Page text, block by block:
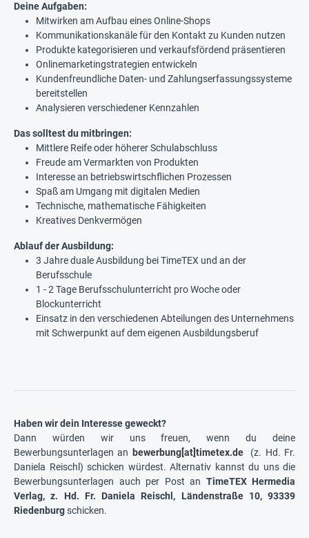
Deine Aufgaben:
Mitwirken am Aufbau eines Online-Shops
Kommunikationskanäle für den Kontakt zu Kunden nutzen
Produkte kategorisieren und verkaufsfördend präsentieren
Onlinemarketingstrategien entwickeln
Kundenfreundliche Daten- und Zahlungserfassungssysteme
bereitstellen
Analysieren verschiedener Kennzahlen
Das solltest du mitbringen:
Mittlere Reife oder höherer Schulabschluss
Freude am Vermarkten von Produkten
Interesse an betriebswirtschflichen Prozessen
Spaß am Umgang mit digitalen Medien
Technische, mathematische Fähigkeiten
Kreatives Denkvermögen
Ablauf der Ausbildung:
3 Jahre duale Ausbildung bei TimeTEX und an der
Berufsschule
1 - 2 Tage Berufsschulunterricht pro Woche oder
Blockunterricht
Einsatz in den verschiedenen Abteilungen des Unternehmens
mit Schwerpunkt auf dem eigenen Ausbildungsberuf
Haben wir dein Interesse geweckt?
Dann würden wir uns freuen, wenn du deine
Bewerbungsunterlagen an bewerbung[at]timetex.de(z. Hd. Fr.
Daniela Reischl) schicken würdest. Alternativ kannst du uns die
Bewerbungsunterlagen auch per Post an TimeTEX Hermedia
Verlag, z. Hd. Fr. Daniela Reischl, Ländenstraße 10, 93339
Riedenburgschicken.